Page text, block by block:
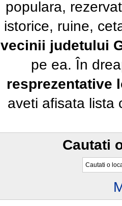
populara,
istorice, ruine,
vecinii judetului
pe ea. În
resprezentative
aveti afisata lista
Cautati